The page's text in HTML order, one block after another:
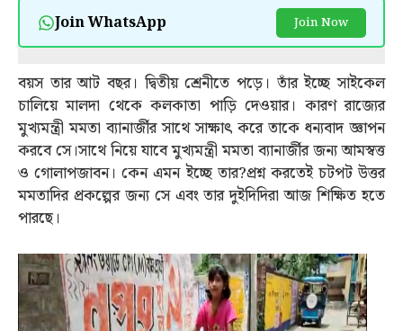
Join WhatsApp Join Now
বয়স তার আট বছর। দ্বিতীয় শ্রেনীতে পড়ে। তাঁর ইচ্ছে সাইকেল
চালিয়ে মালদা থেকে কলকাতা পাড়ি দেওয়ার। কারণ রাজ্যের
মুখ্যমন্ত্রী মমতা ব্যানার্জীর সাথে সাক্ষাৎ করে তাকে ধন্যবাদ জ্ঞাপন
করবে সে।সাথে নিয়ে যাবে মুখ্যমন্ত্রী মমতা ব্যানার্জীর জন্য আমস্বত্ত
ও গোলাপজাবন। কেন এমন ইচ্ছে তার?প্রশ্ন করতেই চটপট উত্তর
মমতাদির প্রকল্পের জন্য সে এবং তার দুইদিদিরা আজ শিক্ষিত হতে
পারছে।